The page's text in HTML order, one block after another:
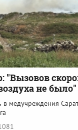
"Вызовов
не было"
медучреждения